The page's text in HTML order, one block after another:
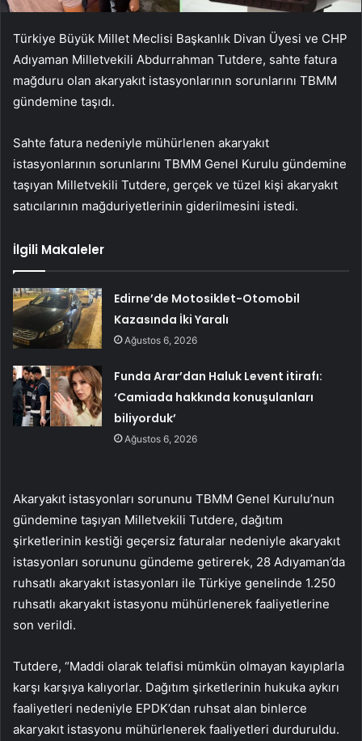
Türkiye Büyük Millet Meclisi Başkanlık Divan Üyesi ve CHP
Adıyaman Milletvekili Abdurrahman Tutdere, sahte fatura
mağduru olan akaryakıt istasyonlarının sorunlarını TBMM
gündemine taşıdı.
Sahte fatura nedeniyle mühürlenen akaryakıt
istasyonlarının sorunlarını TBMM Genel Kurulu gündemine
taşıyan Milletvekili Tutdere, gerçek ve tüzel kişi akaryakıt
satıcılarının mağduriyetlerinin giderilmesini istedi.
İlgili Makaleler
Edirne’de Motosiklet-Otomobil
Kazasında İki Yaralı
Ağustos 6, 2026
Funda Arar’dan Haluk Levent itirafı:
‘Camiada hakkında konuşulanları
biliyorduk’
Ağustos 6, 2026
Akaryakıt istasyonları sorununu TBMM Genel Kurulu’nun
gündemine taşıyan Milletvekili Tutdere, dağıtım
şirketlerinin kestiği geçersiz faturalar nedeniyle akaryakıt
istasyonları sorununu gündeme getirerek, 28 Adıyaman’da
ruhsatlı akaryakıt istasyonları ile Türkiye genelinde 1.250
ruhsatlı akaryakıt istasyonu mühürlenerek faaliyetlerine
son verildi.
Tutdere, “Maddi olarak telafisi mümkün olmayan kayıplarla
karşı karşıya kalıyorlar. Dağıtım şirketlerinin hukuka aykırı
faaliyetleri nedeniyle EPDK’dan ruhsat alan binlerce
akaryakıt istasyonu mühürlenerek faaliyetleri durduruldu.